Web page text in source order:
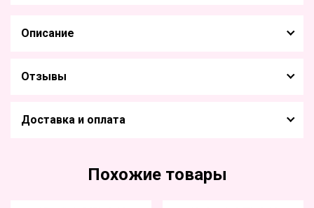
Описание
Отзывы
Доставка и оплата
Похожие товары